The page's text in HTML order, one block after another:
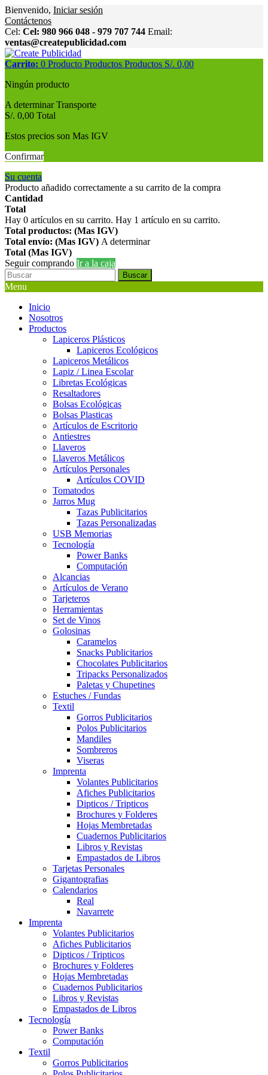
Bienvenido, Iniciar sesión
Contáctenos
Cel: Cel: 980 966 048 - 979 707 744 Email:
ventas@createpublicidad.com
Carrito: 0 Producto Productos Productos S/. 0,00
Ningún producto
A determinarTransporte
S/. 0,00 Total
Estos precios son Mas IGV
Confirmar
Su cuenta
Producto añadido correctamente a su carrito de la compra
Cantidad
Total
Hay 0 artículos en su carrito. Hay 1 artículo en su carrito.
Total productos: (Mas IGV)
Total envío: (Mas IGV) A determinar
Total (Mas IGV)
Seguir comprando Ir a la caja
Buscar
Menu
Inicio
Nosotros
Productos
Lapiceros Plásticos
Lapiceros Ecológicos
Lapiceros Metálicos
Lapiz / Linea Escolar
Libretas Ecológicas
Resaltadores
Bolsas Ecológicas
Bolsas Plasticas
Artículos de Escritorio
Antiestres
Llaveros
Llaveros Metálicos
Artículos Personales
Artículos COVID
Tomatodos
Jarros Mug
Tazas Publicitarios
Tazas Personalizadas
USB Memorias
Tecnología
Power Banks
Computación
Alcancias
Artículos de Verano
Tarjeteros
Herramientas
Set de Vinos
Golosinas
Caramelos
Snacks Publicitarios
Chocolates Publicitarios
Tripacks Personalizados
Paletas y Chupetines
Estuches / Fundas
Textil
Gorros Publicitarios
Polos Publicitarios
Mandiles
Sombreros
Viseras
Imprenta
Volantes Publicitarios
Afiches Publicitarios
Dipticos / Tripticos
Brochures y Folderes
Hojas Membretadas
Cuadernos Publicitarios
Libros y Revistas
Empastados de Libros
Tarjetas Personales
Gigantografias
Calendarios
Real
Navarrete
Imprenta
Volantes Publicitarios
Afiches Publicitarios
Dipticos / Tripticos
Brochures y Folderes
Hojas Membretadas
Cuadernos Publicitarios
Libros y Revistas
Empastados de Libros
Tecnología
Power Banks
Computación
Textil
Gorros Publicitarios